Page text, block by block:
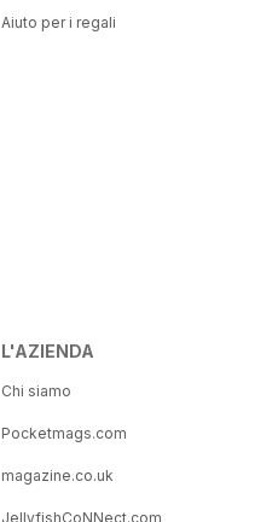
Aiuto per i regali
L'AZIENDA
Chi siamo
Pocketmags.com
magazine.co.uk
JellyfishCoNNect.com